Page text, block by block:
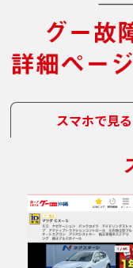
スマホで見る